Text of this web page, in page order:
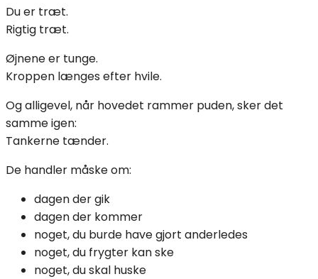
Du er træt.
Rigtig træt.
Øjnene er tunge.
Kroppen længes efter hvile.
Og alligevel, når hovedet rammer puden, sker det
samme igen:
Tankerne tænder.
De handler måske om:
dagen der gik
dagen der kommer
noget, du burde have gjort anderledes
noget, du frygter kan ske
noget, du skal huske